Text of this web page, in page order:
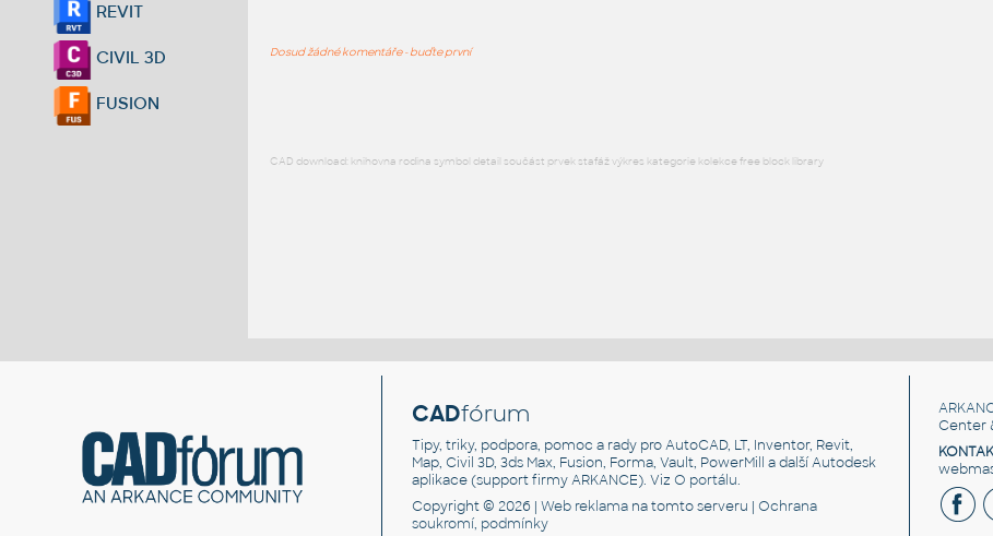
REVIT
CIVIL 3D
FUSION
Dosud žádné komentáře - buďte první
CAD download: knihovna rodina symbol detail součást prvek stafáž výkres kategorie kolekce free block library
CADfórum
Tipy, triky, podpora, pomoc a rady pro AutoCAD, LT, Inventor, Revit,
Map, Civil 3D, 3ds Max, Fusion, Forma, Vault, PowerMill a další Autodesk
aplikace (support firmy ARKANCE). VizO portálu.
Copyright © 2026 |Web reklama na tomto serveru |Ochrana
soukromí, podmínky
Center